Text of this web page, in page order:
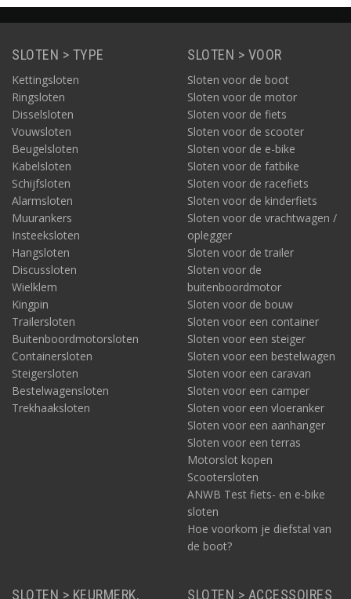
SLOTEN > TYPE
Kettingsloten
Ringsloten
Disselsloten
Vouwsloten
Beugelsloten
Kabelsloten
Schijfsloten
Alarmsloten
Muurankers
Insteeksloten
Hangsloten
Discussloten
Wielklem
Kingpin
Trailersloten
Buitenboordmotorsloten
Containersloten
Steigersloten
Bestelwagensloten
Trekhaaksloten
SLOTEN > VOOR
Sloten voor de boot
Sloten voor de motor
Sloten voor de fiets
Sloten voor de scooter
Sloten voor de e-bike
Sloten voor de fatbike
Sloten voor de racefiets
Sloten voor de kinderfiets
Sloten voor de vrachtwagen /
oplegger
Sloten voor de trailer
Sloten voor de
buitenboordmotor
Sloten voor de bouw
Sloten voor een container
Sloten voor een steiger
Sloten voor een bestelwagen
Sloten voor een caravan
Sloten voor een camper
Sloten voor een vloeranker
Sloten voor een aanhanger
Sloten voor een terras
Motorslot kopen
Scootersloten
ANWB Test fiets- en e-bike
sloten
Hoe voorkom je diefstal van
de boot?
SLOTEN > KEURMERK, SLOTEN > ACCESSOIRES